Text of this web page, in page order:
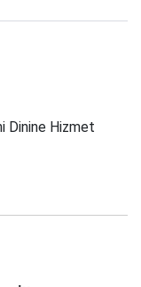
Dinine Hizmet